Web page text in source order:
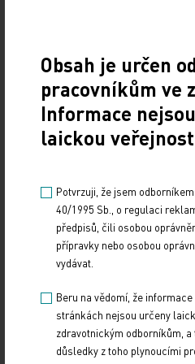
Zdroj: ČTK
Obsah je určen
pracovníkům ve
Informace
laickou
Potvrzuji, že jsem
40/1995 Sb., o regulaci
předpisů, čili osobou
přípravky nebo osobou
vydávat.
Beru na vědomí, že
stránkách nejsou určeny
zdravotnickým odborníkům,
důsledky z toho plynoucími